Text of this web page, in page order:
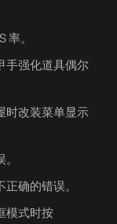
。
手强化道具偶尔
时改装菜单显示
确的错误。
模式时按